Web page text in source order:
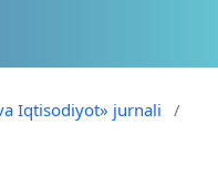
Iqtisodiyot» jurnali
/